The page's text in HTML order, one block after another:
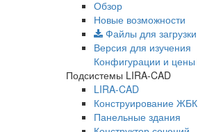
Обзор
Новые возможности
Файлы для загрузки
Версия для изучения
Конфигурации и цены
Подсистемы LIRA-CAD
LIRA-CAD
Конструирование ЖБК
Панельные здания